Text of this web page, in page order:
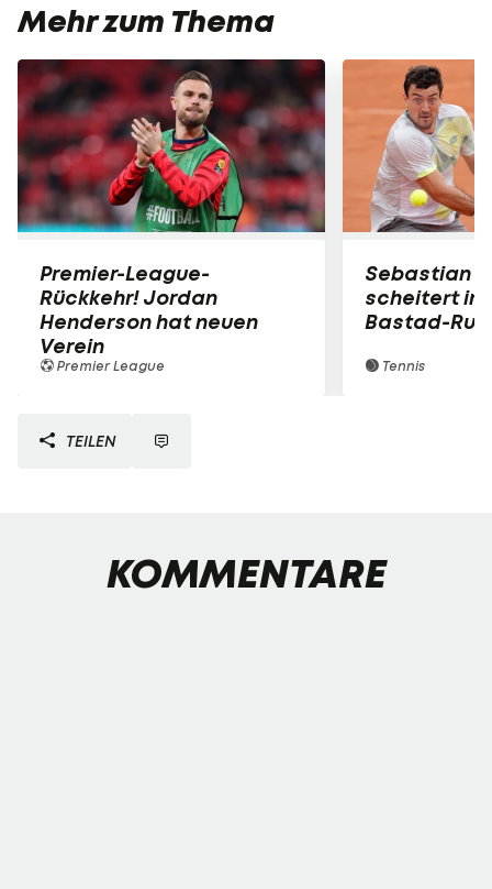
Mehr zum Thema
Premier-League-
Rückkehr! Jordan
Henderson hat neuen
Verein
Premier League
Sebastian
scheitert in
Bastad-
Tennis
TEILEN
KOMMENTARE